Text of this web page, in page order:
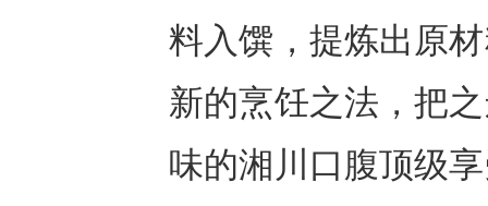
料入馔，提炼出原
新的烹饪之法，把
味的湘川口腹顶级